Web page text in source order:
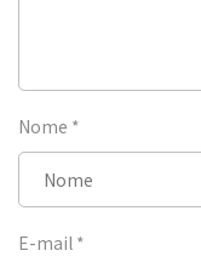
Nome *
E-mail *